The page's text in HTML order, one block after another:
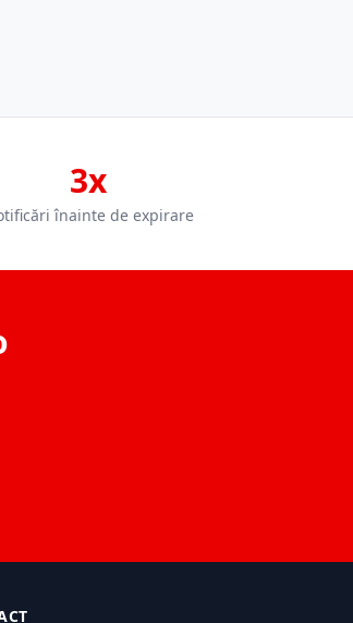
3x
înainte de expirare